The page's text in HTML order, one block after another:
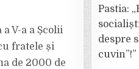
V-a a Școlii
fratele și
de 2000 de
Pastia:
despre
cuvin”!”